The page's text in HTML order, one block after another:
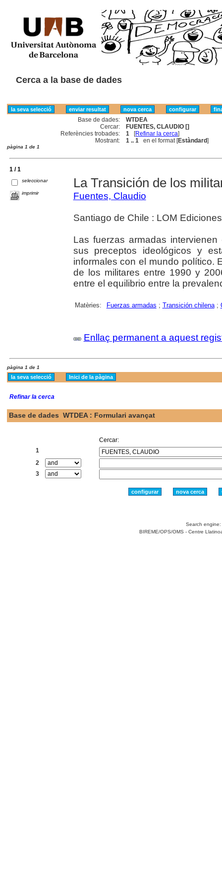
Cerca a la base de dades
Base de dades:
WTDEA
Cercar:
FUENTES, CLAUDIO []
Referències trobades:
1 [Refinar la cerca]
Mostrant:
1 .. 1 en el format [Estàndard]
pàgina 1 de 1
1 / 1
seleccionar
imprimir
La Transición de los
Fuentes, Claudio
Santiago de Chile : LOM
Las fuerzas armadas
sus preceptos ideológicos y
informales con el mundo político.
de los militares entre 1990 y
entre el equilibrio entre la
Matèries: Fuerzas armadas ; Transición chilena;
Enllaç permanent a aquest
pàgina 1 de 1
Refinar la cerca
Base de dades WTDEA : Formulari avançat
Cercar:
1
2
3
Search engine:
BIREME/OPS/OMS - Centre